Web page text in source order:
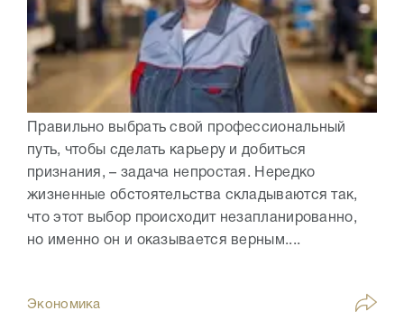
Правильно выбрать свой профессиональный
путь, чтобы сделать карьеру и добиться
признания, – задача непростая. Нередко
жизненные обстоятельства складываются так,
что этот выбор происходит незапланированно,
но именно он и оказывается верным....
Экономика